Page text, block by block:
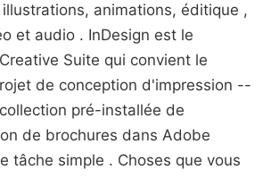
animations, éditique ,
et audio . InDesign est le
Suite qui convient le
de conception d'impression --
pré-installée de
de brochures dans Adobe
tâche simple . Choses que vous